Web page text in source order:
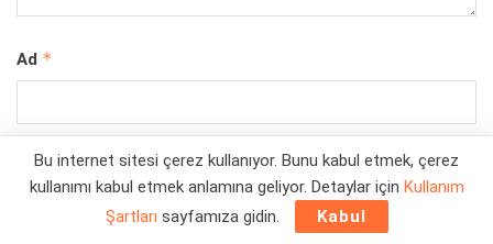
Ad *
E-posta*
Bu internet sitesi çerez kullanıyor. Bunu kabul etmek, çerez
kullanımı kabul etmek anlamına geliyor. Detaylar için Kullanım
Şartları sayfamıza gidin. Kabul